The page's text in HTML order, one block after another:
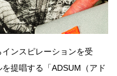
ンスピレーションを受
提唱する「ADSUM（アド